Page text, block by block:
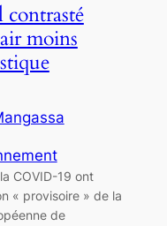
moins
COVID-19 ont
« provisoire » de la
de